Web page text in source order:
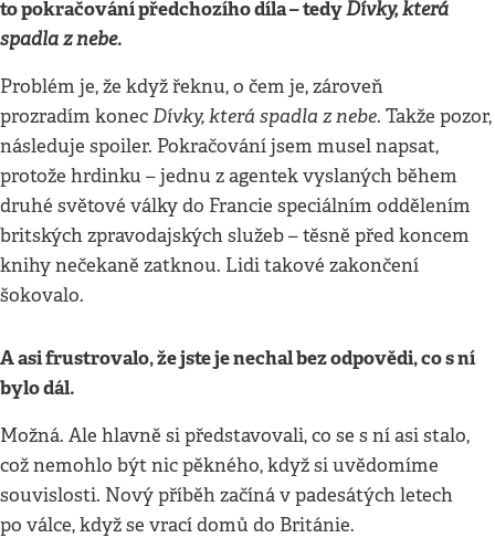
to pokračování předchozího díla – tedyDívky, která
spadla z nebe.
Problém je, že když řeknu, o čem je, zároveň
prozradím konecDívky, která spadla z nebe. Takže pozor,
následuje spoiler. Pokračování jsem musel napsat,
protože hrdinku – jednu z agentek vyslaných během
druhé světové války do Francie speciálním oddělením
britských zpravodajských služeb – těsně před koncem
knihy nečekaně zatknou. Lidi takové zakončení
šokovalo.
A asi frustrovalo, že jste je nechal bez odpovědi, co s ní
bylo dál.
Možná. Ale hlavně si představovali, co se s ní asi stalo,
což nemohlo být nic pěkného, když si uvědomíme
souvislosti. Nový příběh začíná v padesátých letech
po válce, když se vrací domů do Británie.